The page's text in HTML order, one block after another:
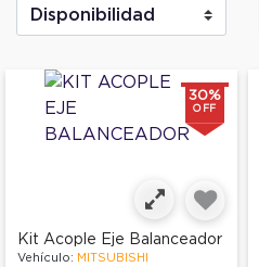
30%
OFF
Kit Acople Eje Balanceador
Vehículo: MITSUBISHI